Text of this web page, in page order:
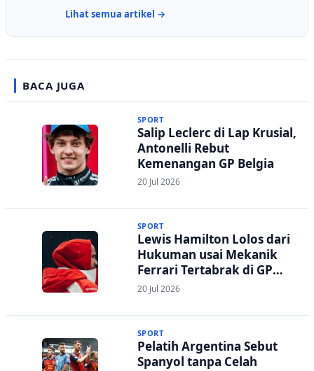
Lihat semua artikel →
BACA JUGA
SPORT
Salip Leclerc di Lap Krusial,
Antonelli Rebut
Kemenangan GP Belgia
20 Jul 2026
SPORT
Lewis Hamilton Lolos dari
Hukuman usai Mekanik
Ferrari Tertabrak di GP
Belgia
20 Jul 2026
SPORT
Pelatih Argentina Sebut
Spanyol tanpa Celah